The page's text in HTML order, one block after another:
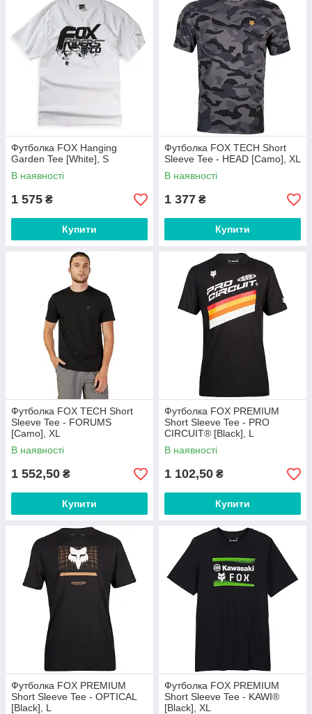
Футболка FOX Hanging
Garden Tee [White], S
В наявності
1 575 ₴
Купити
Футболка FOX TECH Short
Sleeve Tee - HEAD [Camo], XL
В наявності
1 377 ₴
Купити
Футболка FOX TECH Short
Sleeve Tee - FORUMS
[Camo], XL
В наявності
1 552,50 ₴
Купити
Футболка FOX PREMIUM
Short Sleeve Tee - PRO
CIRCUIT® [Black], L
В наявності
1 102,50 ₴
Купити
Футболка FOX PREMIUM
Short Sleeve Tee - OPTICAL
[Black], L
Футболка FOX PREMIUM
Short Sleeve Tee - KAWI®
[Black], XL